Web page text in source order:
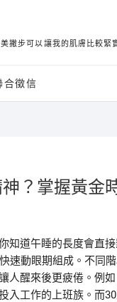
撇步可以讓我的肌膚比較緊
合徵信
？掌握黃金
知道午睡的長度會直
速動眼期組成。不同
人醒來後更疲倦。例
入工作的上班族。而